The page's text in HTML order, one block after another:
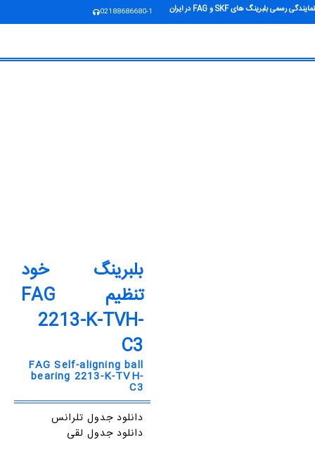
نمایندگی رسمی بلبرینگ های SKF و FAG در ایران 02188686680-1
بلبرینگ خود
تنظیم FAG
2213-K-TVH-
C3
FAG Self-aligning ball
bearing 2213-K-TVH-
C3
دانلود جدول تلرانس
دانلود جدول لقی